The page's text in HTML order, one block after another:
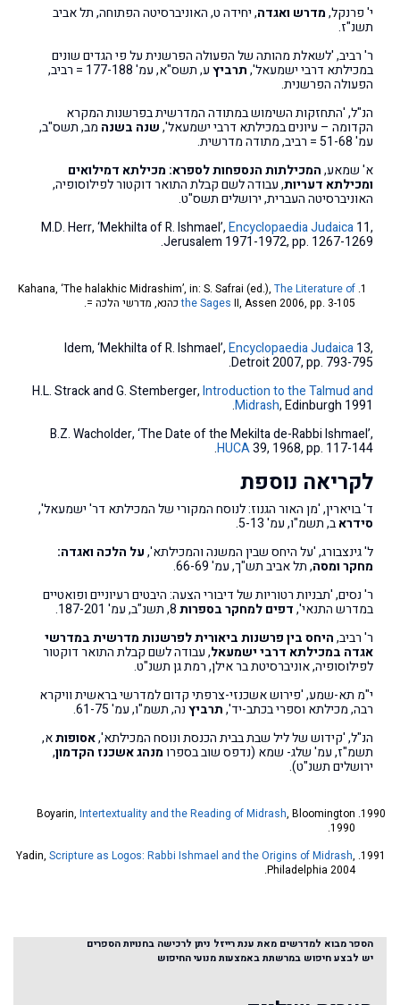
י' פרנקל,מדרש ואגדה, יחידה ט, האוניברסיטה הפתוחה, תל אביב
תשנ"ז.
ר' רביב, 'לשאלת מהותה של הפעולה הפרשנית על פי הגדים שונים
במכילתא דרבי ישמעאל',תרביץ ע, תשס"א, עמ' 177-188 = רביב,
הפעולה הפרשנית.
הנ"ל, 'התחזקות השימוש במתודה המדרשית בפרשנות המקרא
הקדומה – עיונים במכילתא דרבי ישמעאל',שנה בשנה מב, תשס"ב,
עמ' 51-68 = רביב, מתודה מדרשית.
א' שמאע,המכילתות הנספחות לספרא: מכילתא דמילואים
ומכילתא דעריות, עבודה לשם קבלת התואר דוקטור לפילוסופיה,
האוניברסיטה העברית, ירושלים תשס"ט.
M.D. Herr, ‘Mekhilta of R. Ishmael’,Encyclopaedia Judaica11,
Jerusalem 1971-1972, pp. 1267-1269.
Kahana, ‘The halakhic Midrashim’, in: S. Safrai (ed.), The Literature of
the Sages II, Assen 2006, pp. 3-105 כהנא, מדרשי הלכה =.
Idem, ‘Mekhilta of R. Ishmael’,Encyclopaedia Judaica13,
Detroit 2007, pp. 793-795.
H.L. Strack and G. Stemberger,Introduction to the Talmud and
Midrash, Edinburgh 1991.
B.Z. Wacholder, ‘The Date of the Mekilta de-Rabbi Ishmael’,
HUCA39, 1968, pp. 117-144.
לקריאה נוספת
ד' בויארין, 'מן האור הגנוז: לנוסח המקורי של המכילתא דר' ישמעאל',
סידראב, תשמ"ו, עמ' 5-13.
ל' גינצבורג, 'על היחס שבין המשנה והמכילתא',על הלכה ואגדה:
מחקר ומסה, תל אביב תש"ך, עמ' 66-69.
ר' נסים, 'תבניות רטוריות של דיבורי הצעה: היבטים רעיוניים ופואטיים
במדרש התנאי',דפים למחקר בספרות
ר' רביב,היחס בין פרשנות ביאורית לפרשנות מדרשית במדרשי
אגדה במכילתא דרבי ישמעאל, עבודה לשם קבלת התואר דוקטור
לפילוסופיה, אוניברסיטת בר אילן, רמת גן תשנ"ט.
י"מ תא-שמע, 'פירוש אשכנזי-צרפתי קדום למדרשי בראשית וויקרא
רבה, מכילתא וספרי בכתב-יד',תרביץנה, תשמ"ו, עמ' 61-75.
הנ"ל, 'קידוש של ליל שבת בבית הכנסת ונוסח המכילתא',אסופותא,
תשמ"ז, עמ' שלג- שמא (נדפס שוב בספרומנהג אשכנז הקדמון,
ירושלים תשנ"ט).
Boyarin, Intertextuality and the Reading of Midrash, Bloomington
1990.
Yadin, Scripture as Logos: Rabbi Ishmael and the Origins of Midrash,
Philadelphia 2004.
הספר מבוא למדרשים מאת ענת רייזל ניתן לרכישה בחנויות הספרים
יש לבצע חיפוש במרשתת באמצעות מנועי החיפוש